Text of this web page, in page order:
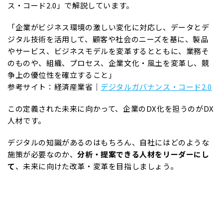
ス・コード2.0」で解説しています。
「企業がビジネス環境の激しい変化に対応し、データとデ
ジタル技術を活用して、顧客や社会のニーズを基に、製品
やサービス、ビジネスモデルを変革するとともに、業務そ
のものや、組織、プロセス、企業文化・風土を変革し、競
争上の優位性を確立すること」
参考サイト：経済産業省｜ デジタルガバナンス・コード2.0
この定義された未来に向かって、企業のDX化を担うのがDX
人材です。
デジタルの知識があるのはもちろん、自社にはどのような
施策が必要なのか、分析・提案できる人材をリーダーにし
て、未来に向けた改革・変革を目指しましょう。